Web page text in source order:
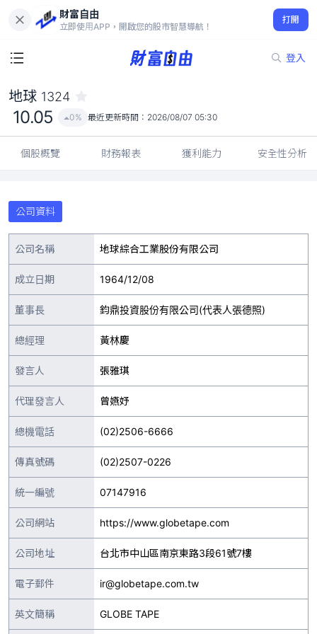
財富自由
立即使用APP，開啟您的股市智慧導航！
打開
登入
10.05
0%
地球 1324
10.05 0% 最近更新時間： 2026/08/07 05:30
個股概覽 財務報表 獲利能力 安全性分析
公司資料
公司名稱 地球綜合工業股份有限公司
成立日期 1964/12/08
董事長 鈞鼎投資股份有限公司(代表人張德照)
總經理 黃林慶
發言人 張雅琪
代理發言人 曾嬿妤
總機電話 (02)2506-6666
傳真號碼 (02)2507-0226
統一編號 07147916
公司網站 https://www.globetape.com
公司地址 台北市中山區南京東路3段61號7樓
電子郵件 ir@globetape.com.tw
英文簡稱 GLOBE TAPE